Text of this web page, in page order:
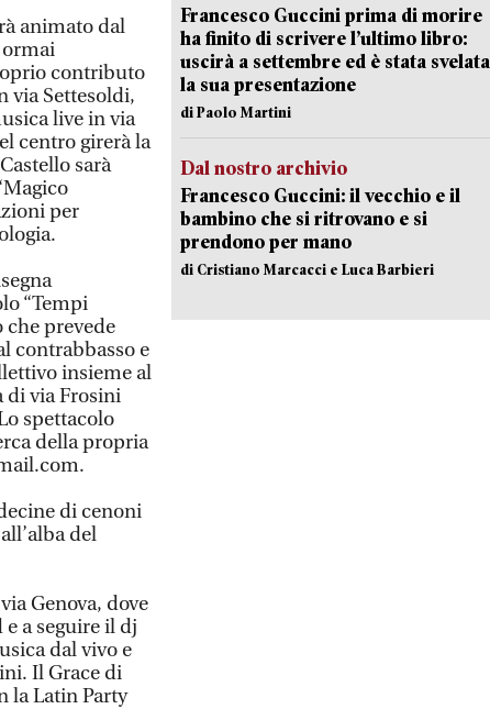
animato dal
contributo
via Settesoldi,
live in via
centro girerà la
sarà
per
“Tempi
che prevede
contrabbasso e
insieme al
di via Frosini
spettacolo
della propria
di cenoni
del
Genova, dove
a seguire il dj
dal vivo e
Il Grace di
la Latin Party
Francesco Guccini prima di morire
ha finito di scrivere l’ultimo libro:
uscirà a settembre ed è stata svelata
la sua presentazione
di Paolo Martini
Dal nostro archivio
Francesco Guccini: il vecchio e il
bambino che si ritrovano e si
prendono per mano
di Cristiano Marcacci e Luca Barbieri